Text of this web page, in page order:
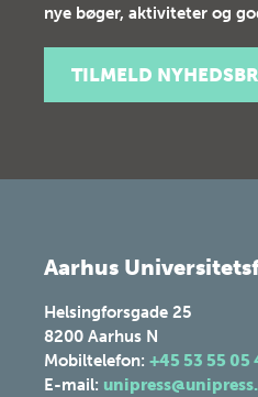
nye bøger, aktiviteter og
TILMELD
Aarhus
Helsingforsgade 25
8200 Aarhus N
Mobiltelefon: +45 53 55 05
E-mail: